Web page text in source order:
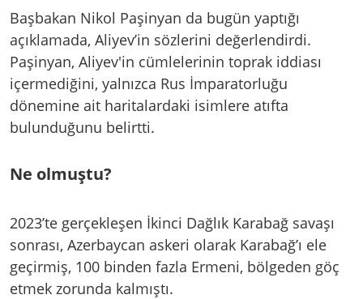
Başbakan Nikol Paşinyan da bugün yaptığı
açıklamada, Aliyev’in sözlerini değerlendirdi.
Paşinyan, Aliyev'in cümlelerinin toprak iddiası
içermediğini, yalnızca Rus İmparatorluğu
dönemine ait haritalardaki isimlere atıfta
bulunduğunu belirtti.
Ne olmuştu?
2023’te gerçekleşen İkinci Dağlık Karabağ savaşı
sonrası, Azerbaycan askeri olarak Karabağ’ı ele
geçirmiş, 100 binden fazla Ermeni, bölgeden göç
etmek zorunda kalmıştı.